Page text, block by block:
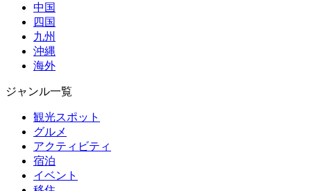
中国
四国
九州
沖縄
海外
ジャンル一覧
観光スポット
グルメ
アクティビティ
宿泊
イベント